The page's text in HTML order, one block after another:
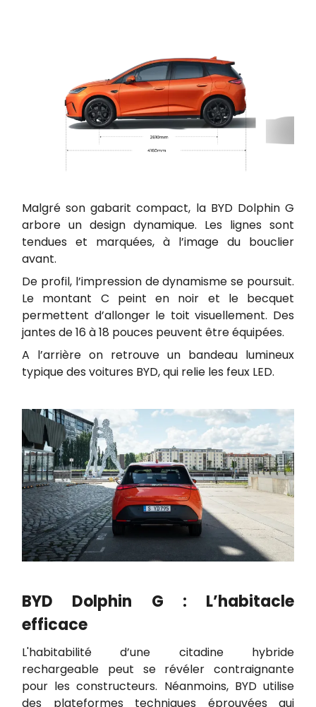
Malgré son gabarit compact, la BYD Dolphin G
arbore un design dynamique. Les lignes sont
tendues et marquées, à l’image du bouclier
avant.
De profil, l’impression de dynamisme se poursuit.
Le montant C peint en noir et le becquet
permettent d’allonger le toit visuellement. Des
jantes de 16 à 18 pouces peuvent être équipées.
A l’arrière on retrouve un bandeau lumineux
typique des voitures BYD, qui relie les feux LED.
BYD Dolphin G : L’habitacle
efficace
L'habitabilité d’une citadine hybride
rechargeable peut se révéler contraignante
pour les constructeurs. Néanmoins, BYD utilise
des plateformes techniques éprouvées qui